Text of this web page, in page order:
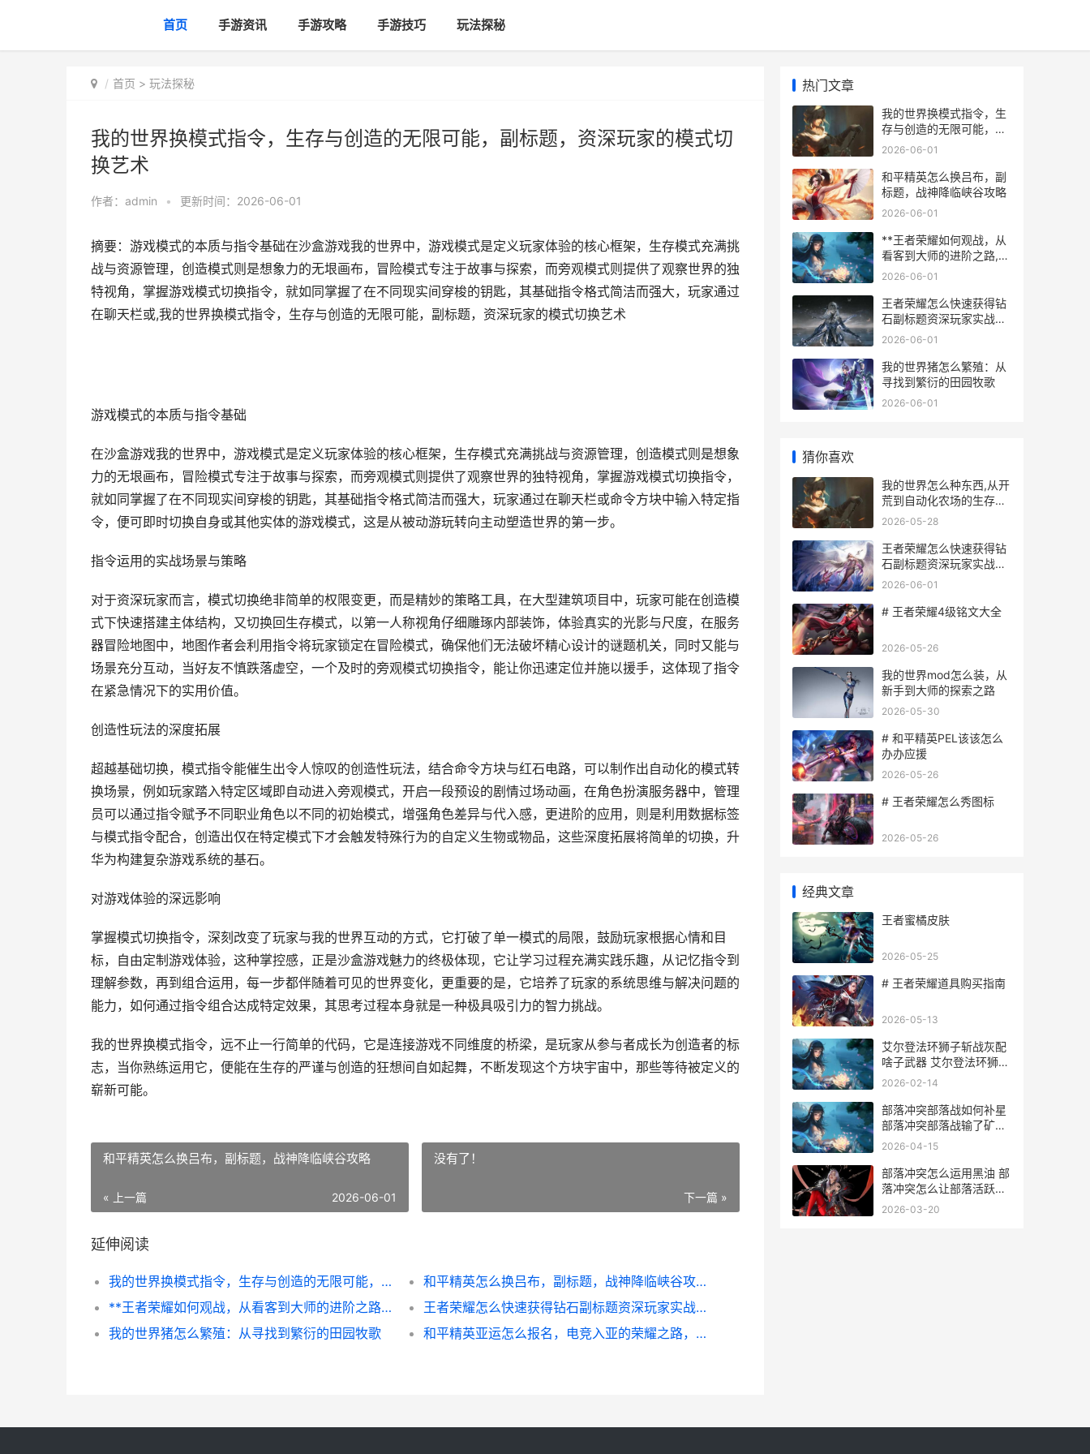
首页 手游资讯 手游攻略 手游技巧 玩法探秘
首页 > 玩法探秘
我的世界换模式指令，生存与创造的无限可能，副标题，资深玩家的模式切
换艺术
作者： admin • 更新时间：2026-06-01
摘要：游戏模式的本质与指令基础在沙盒游戏我的世界中，游戏模式是定义玩家体验的核心框架，生存模式充满挑
战与资源管理，创造模式则是想象力的无垠画布，冒险模式专注于故事与探索，而旁观模式则提供了观察世界的独
特视角，掌握游戏模式切换指令，就如同掌握了在不同现实间穿梭的钥匙，其基础指令格式简洁而强大，玩家通过
在聊天栏或,我的世界换模式指令，生存与创造的无限可能，副标题，资深玩家的模式切换艺术
游戏模式的本质与指令基础
在沙盒游戏我的世界中，游戏模式是定义玩家体验的核心框架，生存模式充满挑战与资源管理，创造模式则是想象
力的无垠画布，冒险模式专注于故事与探索，而旁观模式则提供了观察世界的独特视角，掌握游戏模式切换指令，
就如同掌握了在不同现实间穿梭的钥匙，其基础指令格式简洁而强大，玩家通过在聊天栏或命令方块中输入特定指
令，便可即时切换自身或其他实体的游戏模式，这是从被动游玩转向主动塑造世界的第一步。
指令运用的实战场景与策略
对于资深玩家而言，模式切换绝非简单的权限变更，而是精妙的策略工具，在大型建筑项目中，玩家可能在创造模
式下快速搭建主体结构，又切换回生存模式，以第一人称视角仔细雕琢内部装饰，体验真实的光影与尺度，在服务
器冒险地图中，地图作者会利用指令将玩家锁定在冒险模式，确保他们无法破坏精心设计的谜题机关，同时又能与
场景充分互动，当好友不慎跌落虚空，一个及时的旁观模式切换指令，能让你迅速定位并施以援手，这体现了指令
在紧急情况下的实用价值。
创造性玩法的深度拓展
超越基础切换，模式指令能催生出令人惊叹的创造性玩法，结合命令方块与红石电路，可以制作出自动化的模式转
换场景，例如玩家踏入特定区域即自动进入旁观模式，开启一段预设的剧情过场动画，在角色扮演服务器中，管理
员可以通过指令赋予不同职业角色以不同的初始模式，增强角色差异与代入感，更进阶的应用，则是利用数据标签
与模式指令配合，创造出仅在特定模式下才会触发特殊行为的自定义生物或物品，这些深度拓展将简单的切换，升
华为构建复杂游戏系统的基石。
对游戏体验的深远影响
掌握模式切换指令，深刻改变了玩家与我的世界互动的方式，它打破了单一模式的局限，鼓励玩家根据心情和目
标，自由定制游戏体验，这种掌控感，正是沙盒游戏魅力的终极体现，它让学习过程充满实践乐趣，从记忆指令到
理解参数，再到组合运用，每一步都伴随着可见的世界变化，更重要的是，它培养了玩家的系统思维与解决问题的
能力，如何通过指令组合达成特定效果，其思考过程本身就是一种极具吸引力的智力挑战。
我的世界换模式指令，远不止一行简单的代码，它是连接游戏不同维度的桥梁，是玩家从参与者成长为创造者的标
志，当你熟练运用它，便能在生存的严谨与创造的狂想间自如起舞，不断发现这个方块宇宙中，那些等待被定义的
崭新可能。
和平精英怎么换吕布，副标题，战神降临峡谷攻略
« 上一篇 2026-06-01
没有了！
下一篇 »
延伸阅读
我的世界换模式指令，生存与创造的无限可能，副标题，资深玩家的模式切换艺术
和平精英怎么换吕布，副标题，战神降临峡谷攻略
**王者荣耀如何观战，从看客到大师的进阶之路,副标题,窥屏学艺，决胜千里**
王者荣耀怎么快速获得钻石副标题资深玩家实战心得分享
我的世界猪怎么繁殖：从寻找到繁衍的田园牧歌
和平精英亚运怎么报名，电竞入亚的荣耀之路，副标题，玩家通往国家赛场的阶梯
热门文章
我的世界换模式指令，生
存与创造的无限可能，副
标题，资深玩家的模式切
2026-06-01
和平精英怎么换吕布，副
标题，战神降临峡谷攻略
2026-06-01
**王者荣耀如何观战，从
看客到大师的进阶之路,副
标题,窥屏学艺，决胜千里
2026-06-01
王者荣耀怎么快速获得钻
石副标题资深玩家实战心
得分享
2026-06-01
我的世界猪怎么繁殖：从
寻找到繁衍的田园牧歌
2026-06-01
猜你喜欢
我的世界怎么种东西,从开
荒到自动化农场的生存指
南
2026-05-28
王者荣耀怎么快速获得钻
石副标题资深玩家实战心
得分享
2026-06-01
# 王者荣耀4级铭文大全
2026-05-26
我的世界mod怎么装，从
新手到大师的探索之路
2026-05-30
# 和平精英PEL该该怎么
办办应援
2026-05-26
# 王者荣耀怎么秀图标
2026-05-26
经典文章
王者蜜橘皮肤
2026-05-25
# 王者荣耀道具购买指南
2026-05-13
艾尔登法环狮子斩战灰配
啥子武器 艾尔登法环狮子
斩配什么武器
2026-02-14
部落冲突部落战如何补星
部落冲突部落战输了矿石
怎么算
2026-04-15
部落冲突怎么运用黑油 部
落冲突怎么让部落活跃起
来
2026-03-20